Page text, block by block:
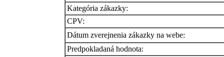
Kategória zákazky:
CPV:
Dátum zverejnenia zákazky na webe:
Predpokladaná hodnota: